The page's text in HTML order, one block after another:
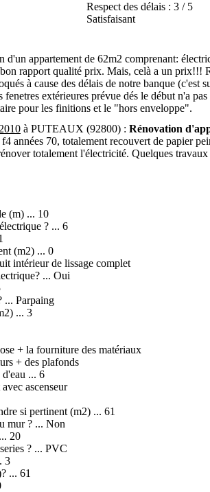
Respect des délais : 3 / 5
Satisfaisant
d'un appartement de 62m2 comprenant:
rapport qualité prix. Mais, celà a un prix!!!
à cause des délais de notre banque
extérieures prévue dés le début n'a
pour les finitions et le "hors enveloppe".
à PUTEAUX (92800) : Rénovation
années 70, totalement recouvert de papier
totalement l'électricité. Quelques
(m) ... 10
? ... 6
(m2) ... 0
intérieur de lissage complet
... Oui
... Parpaing
... 3
+ la fourniture des matériaux
+ des plafonds
... 6
ascenseur
si pertinent (m2) ... 61
mur ? ... Non
20
? ... PVC
3
... 61